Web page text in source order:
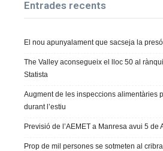
Entrades recents
El nou apunyalament que sacseja la
The Valley aconsegueix el lloc 50 al
Statista
Augment de les inspeccions alimentàries
durant l’estiu
Previsió de l’AEMET a Manresa avui 5 de
Prop de mil persones se sotmeten al